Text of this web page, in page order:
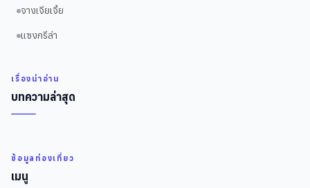
จางเจียเจี้ย
แซงกรีล่า
เรื่องน่าอ่าน
บทความล่าสุด
ข้อมูลท่องเที่ยว
เมนู